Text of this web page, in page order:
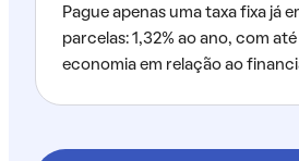
Pague apenas uma taxa fixa já
parcelas: 1,32% ao ano, com
economia em relação ao